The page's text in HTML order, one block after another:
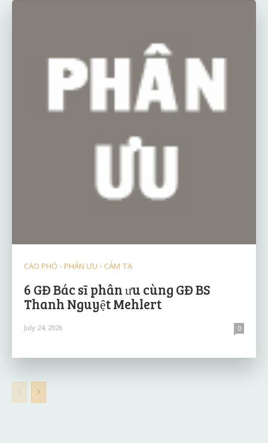
CÁO PHÓ - PHÂN ƯU - CẢM TẠ
6 GĐ Bác sĩ phân ưu cùng GĐ BS
Thanh Nguyệt Mehlert
July 24, 2026 0